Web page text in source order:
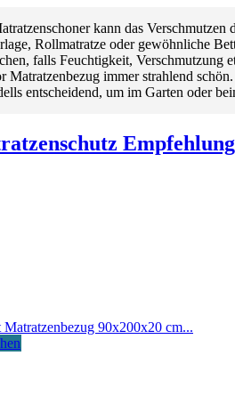
kann das
Rollmatratze oder gewöhnliche
falls Feuchtigkeit, Verschmutzung
Matratzenbezug immer strahlend
entscheidend, um im Garten oder
Matratzenbezug 90x200x20 cm...